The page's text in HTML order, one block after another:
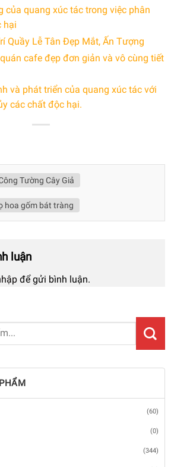
của quang xúc tác trong việc phân
hại
Quầy Lễ Tân Đẹp Mắt, Ấn Tượng
cafe đẹp đơn giản và vô cùng tiết
và phát triển của quang xúc tác với
các chất độc hại.
Tường Cây Giả
hoa gốm bát tràng
luận
để gửi bình luận.
(60)
(0)
(344)